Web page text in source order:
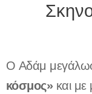
Ο Αδάμ
κόσμος» και με